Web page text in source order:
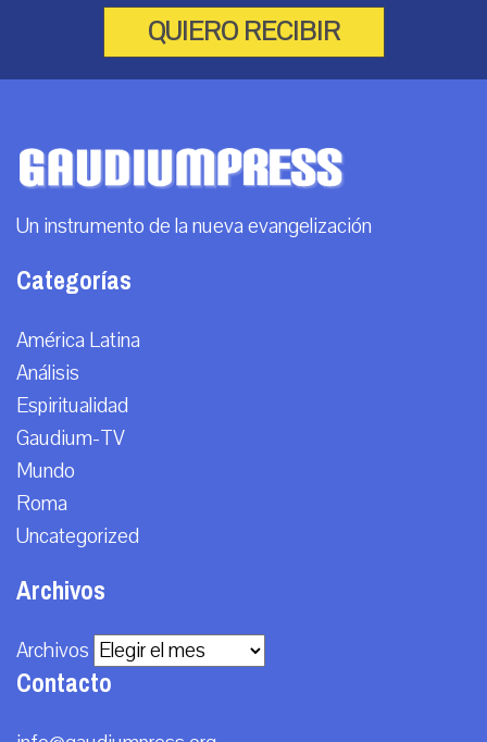
QUIERO RECIBIR
Un instrumento de la nueva evangelización
Categorías
América Latina
Análisis
Espiritualidad
Gaudium-TV
Mundo
Roma
Uncategorized
Archivos
Archivos
Contacto